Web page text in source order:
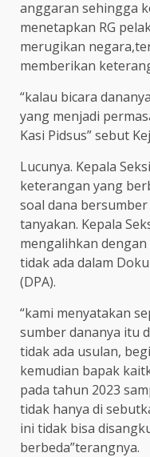
anggaran sehingga
menetapkan RG
merugikan
memberikan
“kalau bicara
yang menjadi
Kasi Pidsus” sebut
Lucunya. Kepala
keterangan yang
soal dana
tanyakan. Kepala
mengalihkan
tidak ada dalam
(DPA).
“kami menyatakan
sumber dananya itu
tidak ada usulan,
kemudian bapak
pada tahun 2023
tidak hanya di
ini tidak bisa
berbeda”terangnya.